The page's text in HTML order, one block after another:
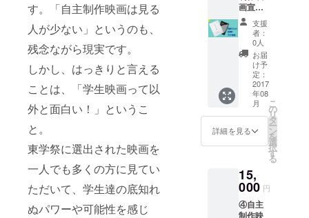
す。「自主制作映画は見る
人が少ない」というのも、
残念ながら現実です。
しかし、はっきりと言える
ことは、「学生映画って以
外と面白い！」というこ
と。
東学祭に選出された映画を
一人でも多くの方に見てい
ただいて、学生達の底知れ
ぬパワーや可能性を感じ
学生監
督やゲ
スト監
督、役
者陣と
立食、
交流の
機会を
設けま
す。※交
通費負
担無
前記載
★プレ
ミアム
シート
画宣伝
プラン
学生向
け ★
当日、
自主制
作映画
作品の
フライ
ヤー配
布 (事前
にあな
たの制
作した
フライ
ヤーを
送付い
ただけ
支援
者：
0人
お届
け予
定：
2017
年08
月
詳細を見る
こ
の
リ
タ
ー
ン
を
選
択
す
る
15,
000 円
④自主
制作映